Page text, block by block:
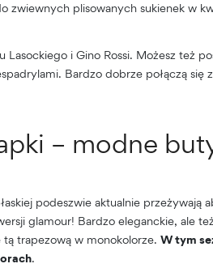
zwiewnych plisowanych sukienek w
Lasockiego i Gino Rossi. Możesz też
Bardzo dobrze połączą się
– modne
podeszwie aktualnie przeżywają
glamour! Bardzo eleganckie, ale
tą trapezową w monokolorze. W tym
.